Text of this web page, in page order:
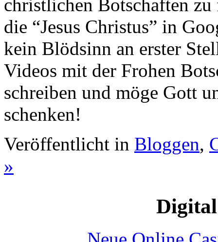
christlichen Botschaften
die “Jesus Christus” in
kein Blödsinn an erster
Videos mit der Frohen
schreiben und möge Gott
schenken!
Veröffentlicht in Bloggen,
»